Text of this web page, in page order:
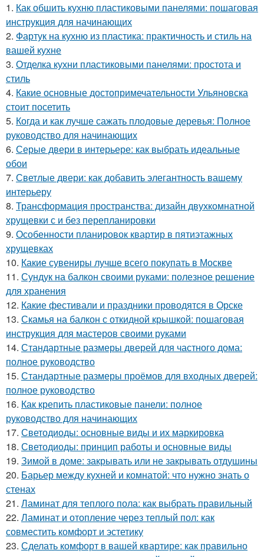
1. Как обшить кухню пластиковыми панелями: пошаговая
инструкция для начинающих
2. Фартук на кухню из пластика: практичность и стиль на
вашей кухне
3. Отделка кухни пластиковыми панелями: простота и
стиль
4. Какие основные достопримечательности Ульяновска
стоит посетить
5. Когда и как лучше сажать плодовые деревья: Полное
руководство для начинающих
6. Серые двери в интерьере: как выбрать идеальные
обои
7. Светлые двери: как добавить элегантность вашему
интерьеру
8. Трансформация пространства: дизайн двухкомнатной
хрущевки с и без перепланировки
9. Особенности планировок квартир в пятиэтажных
хрущевках
10. Какие сувениры лучше всего покупать в Москве
11. Сундук на балкон своими руками: полезное решение
для хранения
12. Какие фестивали и праздники проводятся в Орске
13. Скамья на балкон с откидной крышкой: пошаговая
инструкция для мастеров своими руками
14. Стандартные размеры дверей для частного дома:
полное руководство
15. Стандартные размеры проёмов для входных дверей:
полное руководство
16. Как крепить пластиковые панели: полное
руководство для начинающих
17. Светодиоды: основные виды и их маркировка
18. Светодиоды: принцип работы и основные виды
19. Зимой в доме: закрывать или не закрывать отдушины
20. Барьер между кухней и комнатой: что нужно знать о
стенах
21. Ламинат для теплого пола: как выбрать правильный
22. Ламинат и отопление через теплый пол: как
совместить комфорт и эстетику
23. Сделать комфорт в вашей квартире: как правильно